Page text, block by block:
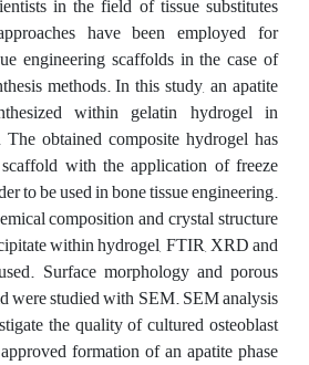
have been employed for
engineering scaffolds in the case of
methods. In this study, an apatite
within gelatin hydrogel in
obtained composite hydrogel has
with the application of freeze
to be used in bone tissue engineering.
composition and crystal structure
within hydrogel, FTIR, XRD and
Surface morphology and porous
were studied with SEM. SEM analysis
the quality of cultured osteoblast
formation of an apatite phase